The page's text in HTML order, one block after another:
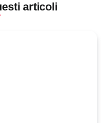
articoli